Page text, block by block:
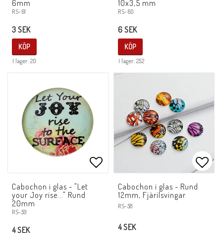
6mm
RS-61
3 SEK
I lager: 20
KÖP
10x3,5 mm
RS-60
6 SEK
I lager: 252
KÖP
Lägg till i favoritlistan
Cabochon i glas - "Let
your Joy rise..." Rund
20mm
RS-59
4 SEK
Cabochon i glas - Rund
12mm, Fjärilsvingar
RS-58
4 SEK